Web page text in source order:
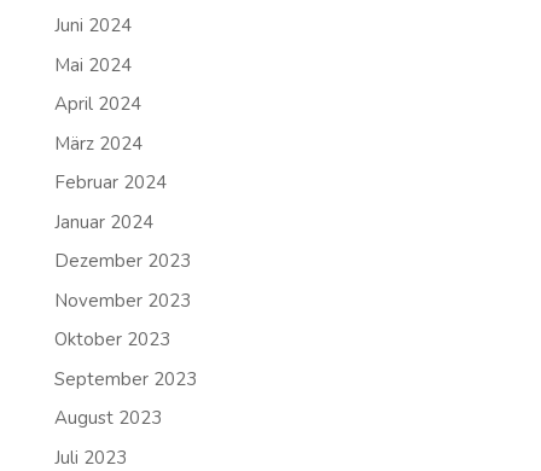
Juni 2024
Mai 2024
April 2024
März 2024
Februar 2024
Januar 2024
Dezember 2023
November 2023
Oktober 2023
September 2023
August 2023
Juli 2023